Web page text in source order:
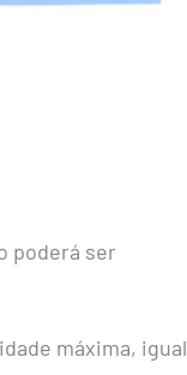
poderá ser
máxima, igual